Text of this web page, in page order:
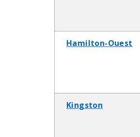
Hamilton-Ouest
Kingston